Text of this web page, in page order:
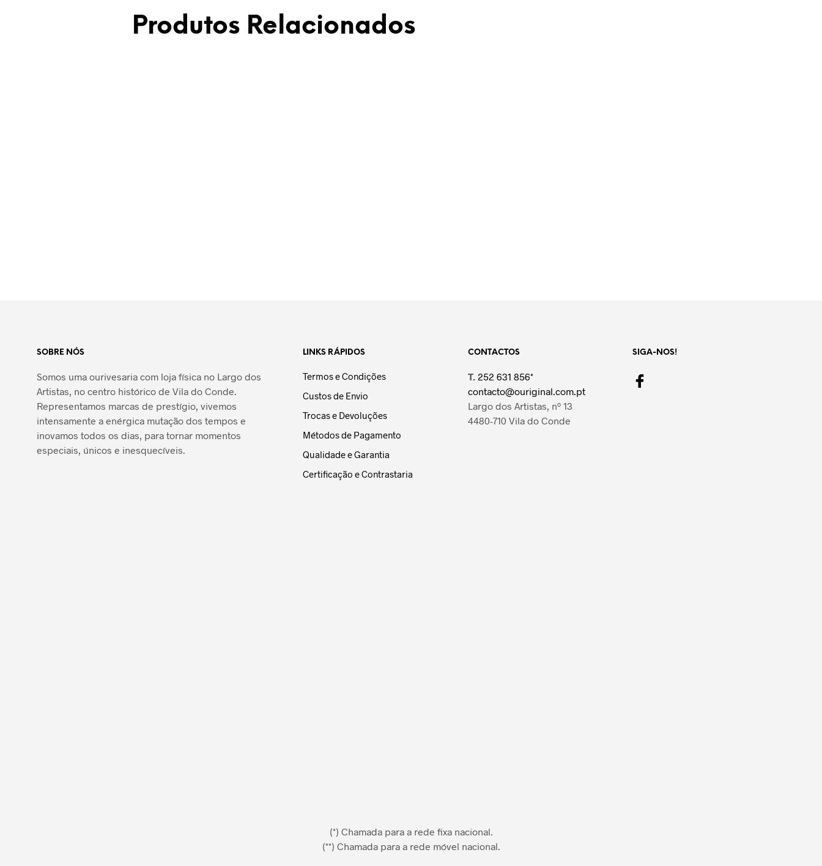
Produtos Relacionados
SOBRE NÓS
Somos uma ourivesaria com loja física no Largo dos
Artistas, no centro histórico de Vila do Conde.
Representamos marcas de prestígio, vivemos
intensamente a enérgica mutação dos tempos e
inovamos todos os dias, para tornar momentos
especiais, únicos e inesquecíveis.
LINKS RÁPIDOS
Termos e Condições
Custos de Envio
Trocas e Devoluções
Métodos de Pagamento
Qualidade e Garantia
Certificação e Contrastaria
CONTACTOS
T. 252 631 856*
contacto@ouriginal.com.pt
Largo dos Artistas, nº 13
4480-710 Vila do Conde
SIGA-NOS!
(*) Chamada para a rede fixa nacional.
(**) Chamada para a rede móvel nacional.